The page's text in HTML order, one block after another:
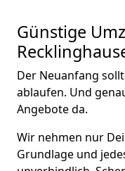
Günstige
Der Neuanfang
ablaufen. Und
Angebote da.
Wir nehmen nur
Grundlage und